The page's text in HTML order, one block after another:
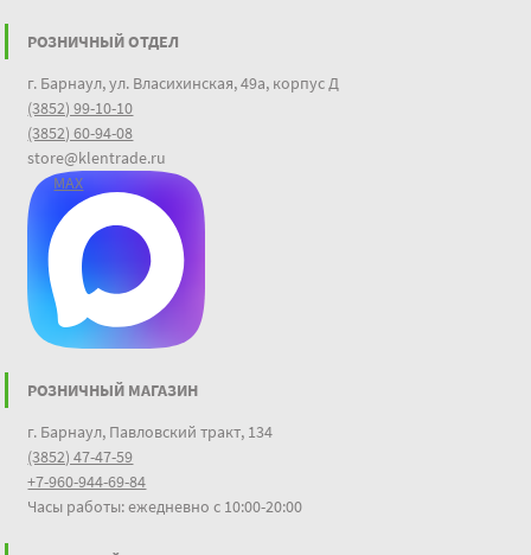
РОЗНИЧНЫЙ ОТДЕЛ
г. Барнаул, ул. Власихинская, 49а, корпус Д
(3852) 99-10-10
(3852) 60-94-08
store@klentrade.ru
MAX
РОЗНИЧНЫЙ МАГАЗИН
г. Барнаул, Павловский тракт, 134
(3852) 47-47-59
+7-960-944-69-84
Часы работы: ежедневно с 10:00-20:00